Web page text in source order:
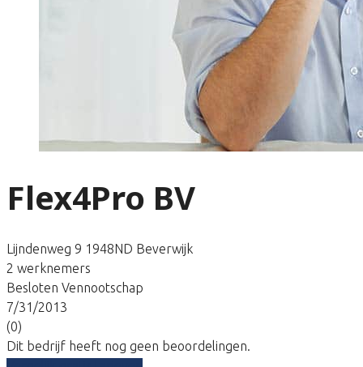
Flex4Pro BV
Lijndenweg 9 1948ND Beverwijk
2 werknemers
Besloten Vennootschap
7/31/2013
(0)
Dit bedrijf heeft nog geen beoordelingen.